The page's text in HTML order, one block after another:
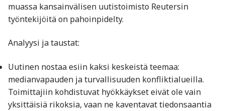
muassa kansainvälisen uutistoimisto Reutersin
työntekijöitä on pahoinpidelty.
Analyysi ja taustat:
Uutinen nostaa esiin kaksi keskeistä teemaa:
medianvapauden ja turvallisuuden konfliktialueilla.
Toimittajiin kohdistuvat hyökkäykset eivät ole vain
yksittäisiä rikoksia, vaan ne kaventavat tiedonsaantia